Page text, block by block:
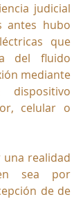
judicial
antes hubo
que
del fluido
mediante
celular o
realidad
sea por
de de